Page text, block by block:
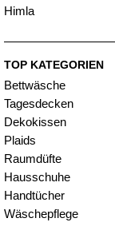
Himla
TOP KATEGORIEN
Bettwäsche
Tagesdecken
Dekokissen
Plaids
Raumdüfte
Hausschuhe
Handtücher
Wäschepflege